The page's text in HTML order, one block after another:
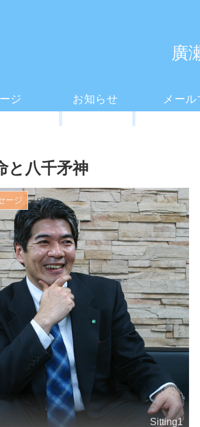
廣
ジ お知らせ メー
と八千矛神
ージ
Sitting1